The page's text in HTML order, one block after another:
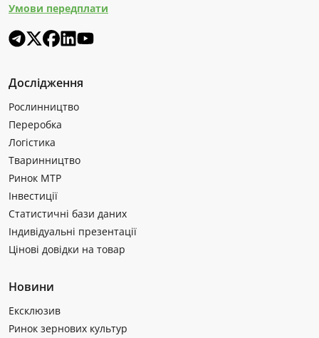
Умови передплати
Дослідження
Рослинництво
Переробка
Логістика
Тваринництво
Ринок МТР
Інвестиції
Статистичні бази даних
Індивідуальні презентації
Цінові довідки на товар
Новини
Ексклюзив
Ринок зернових культур